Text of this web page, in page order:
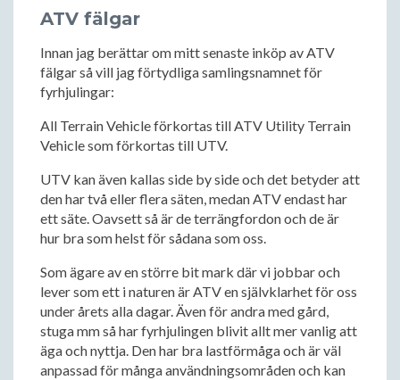
ATV fälgar
Innan jag berättar om mitt senaste inköp av ATV
fälgar så vill jag förtydliga samlingsnamnet för
fyrhjulingar:
All Terrain Vehicle förkortas till ATV Utility Terrain
Vehicle som förkortas till UTV.
UTV kan även kallas side by side och det betyder att
den har två eller flera säten, medan ATV endast har
ett säte. Oavsett så är de terrängfordon och de är
hur bra som helst för sådana som oss.
Som ägare av en större bit mark där vi jobbar och
lever som ett i naturen är ATV en självklarhet för oss
under årets alla dagar. Även för andra med gård,
stuga mm så har fyrhjulingen blivit allt mer vanlig att
äga och nyttja. Den har bra lastförmåga och är väl
anpassad för många användningsområden och kan